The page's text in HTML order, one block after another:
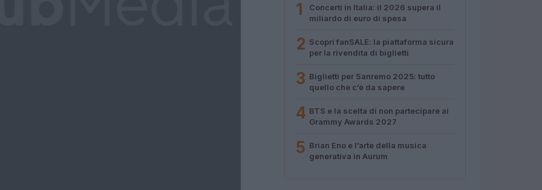
1
Concerti in Italia: il 2026 supera il
miliardo di euro di spesa
2 Scopri fanSALE: la piattaforma sicura
per la rivendita di biglietti
3 Biglietti per Sanremo 2025: tutto
quello che c’è da sapere
4 BTS e la scelta di non partecipare ai
Grammy Awards 2027
5 Brian Eno e l’arte della musica
generativa in Aurum